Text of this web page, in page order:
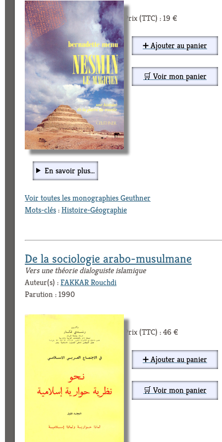
Prix (TTC) : 19 €
➕ Ajouter au panier
🛒 Voir mon panier
En savoir plus...
Voir toutes les monographies Geuthner
Mots-clés:Histoire-Géographie
De la sociologie arabo-musulmane
Vers une théorie dialoguiste islamique
Auteur(s) :FAKKAR Rouchdi
Parution : 1990
Prix (TTC) : 46 €
➕ Ajouter au panier
🛒 Voir mon panier